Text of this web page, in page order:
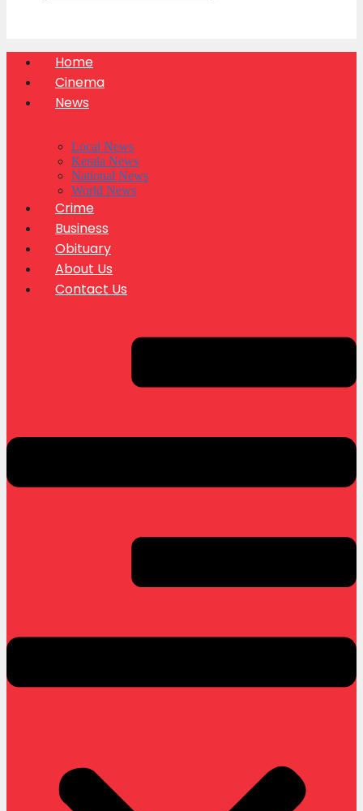
Home
Cinema
News
Local News
Kerala News
National News
World News
Crime
Business
Obituary
About Us
Contact Us